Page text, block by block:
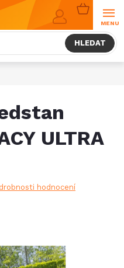
HLEDAT
NÁKUPNÍ
KOŠÍK
ULTRA
hodnocení